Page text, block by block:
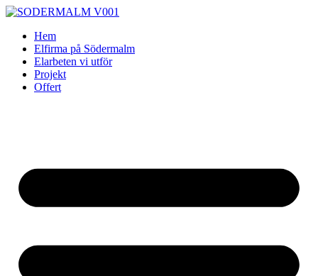
Skip
contentHem
Elfirma på Södermalm
Elarbeten vi utför
Projekt
Offert